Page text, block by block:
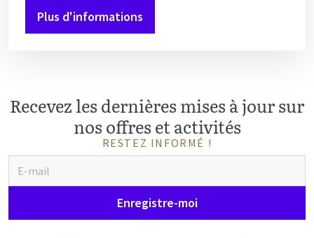
Plus d'informations
Recevez les dernières mises à jour sur
nos offres et activités
RESTEZ INFORMÉ !
Enregistre-moi